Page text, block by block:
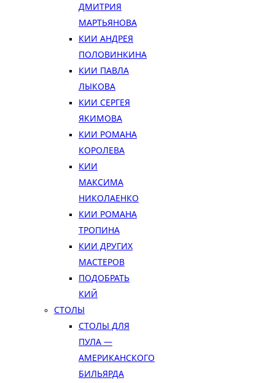
ДМИТРИЯ
МАРТЬЯНОВА
КИИ АНДРЕЯ
ПОЛОВИНКИНА
КИИ ПАВЛА
ЛЫКОВА
КИИ СЕРГЕЯ
ЯКИМОВА
КИИ РОМАНА
КОРОЛЕВА
КИИ
МАКСИМА
НИКОЛАЕНКО
КИИ РОМАНА
ТРОПИНА
КИИ ДРУГИХ
МАСТЕРОВ
ПОДОБРАТЬ
КИЙ
СТОЛЫ
СТОЛЫ ДЛЯ
ПУЛА —
АМЕРИКАНСКОГО
БИЛЬЯРДА